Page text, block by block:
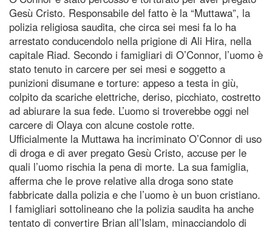
Gesù Cristo. Responsabile del fatto è la “Muttawa”, la
polizia religiosa saudita, che circa sei mesi fa lo ha
arrestato conducendolo nella prigione di Ali Hira, nella
capitale Riad. Secondo i famigliari di O’Connor, l’uomo è
stato tenuto in carcere per sei mesi e soggetto a
punizioni disumane e torture: appeso a testa in giù,
colpito da scariche elettriche, deriso, picchiato, costretto
ad abiurare la sua fede. L’uomo si troverebbe oggi nel
carcere di Olaya con alcune costole rotte.
Ufficialmente la Muttawa ha incriminato O’Connor di uso
di droga e di aver pregato Gesù Cristo, accuse per le
quali l’uomo rischia la pena di morte. La sua famiglia,
afferma che le prove relative alla droga sono state
fabbricate dalla polizia e che l’uomo è un buon cristiano.
I famigliari sottolineano che la polizia saudita ha anche
tentato di convertire Brian all’Islam, minacciandolo di